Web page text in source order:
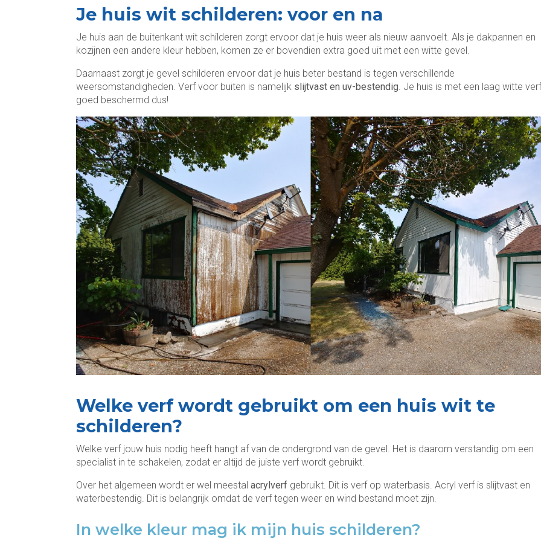
Je huis wit schilderen: voor en na
Je huis aan de buitenkant wit schilderen zorgt ervoor dat je huis weer als nieuw aanvoelt. Als je dakpannen en
kozijnen een andere kleur hebben, komen ze er bovendien extra goed uit met een witte gevel.
Daarnaast zorgt je gevel schilderen ervoor dat je huis beter bestand is tegen verschillende
weersomstandigheden. Verf voor buiten is namelijk slijtvast en uv-bestendig. Je huis is met een laag witte verf
goed beschermd dus!
Welke verf wordt gebruikt om een huis wit te
schilderen?
Welke verf jouw huis nodig heeft hangt af van de ondergrond van de gevel. Het is daarom verstandig om een
specialist in te schakelen, zodat er altijd de juiste verf wordt gebruikt.
Over het algemeen wordt er wel meestal acrylverf gebruikt. Dit is verf op waterbasis. Acryl verf is slijtvast en
waterbestendig. Dit is belangrijk omdat de verf tegen weer en wind bestand moet zijn.
In welke kleur mag ik mijn huis schilderen?